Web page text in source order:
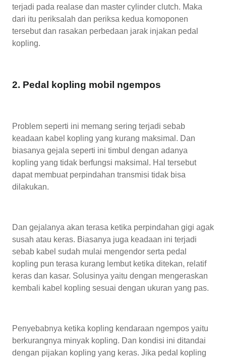
terjadi pada realase dan master cylinder clutch. Maka
dari itu periksalah dan periksa kedua komoponen
tersebut dan rasakan perbedaan jarak injakan pedal
kopling.
2. Pedal kopling mobil ngempos
Problem seperti ini memang sering terjadi sebab
keadaan kabel kopling yang kurang maksimal. Dan
biasanya gejala seperti ini timbul dengan adanya
kopling yang tidak berfungsi maksimal. Hal tersebut
dapat membuat perpindahan transmisi tidak bisa
dilakukan.
Dan gejalanya akan terasa ketika perpindahan gigi agak
susah atau keras. Biasanya juga keadaan ini terjadi
sebab kabel sudah mulai mengendor serta pedal
kopling pun terasa kurang lembut ketika ditekan, relatif
keras dan kasar. Solusinya yaitu dengan mengeraskan
kembali kabel kopling sesuai dengan ukuran yang pas.
Penyebabnya ketika kopling kendaraan ngempos yaitu
berkurangnya minyak kopling. Dan kondisi ini ditandai
dengan pijakan kopling yang keras. Jika pedal kopling